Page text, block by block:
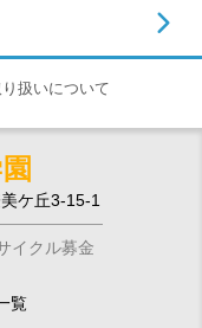
扱いについて
ケ丘3-15-1
イクル募金
覧